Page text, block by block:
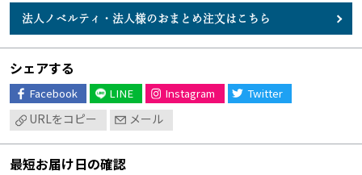
法人ノベルティ・ 法人様のおまとめ注文はこちら
シェアする
Facebook LINE Instagram Twitter
URLをコピー メール
最短お届け日の確認